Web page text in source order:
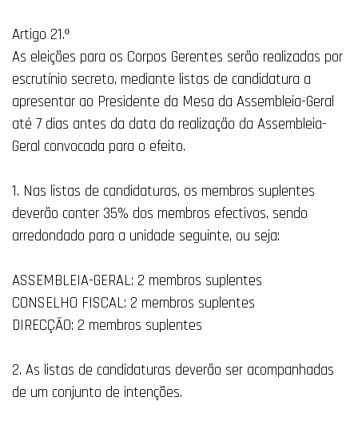
Artigo 21.º
As eleições para os Corpos Gerentes serão realizadas por
escrutínio secreto, mediante listas de candidatura a
apresentar ao Presidente da Mesa da Assembleia-Geral
até 7 dias antes da data da realização da Assembleia-
Geral convocada para o efeito.
1. Nas listas de candidaturas, os membros suplentes
deverão conter 35% dos membros efectivos, sendo
arredondado para a unidade seguinte, ou seja:
ASSEMBLEIA-GERAL: 2 membros suplentes
CONSELHO FISCAL: 2 membros suplentes
DIRECÇÃO: 2 membros suplentes
2. As listas de candidaturas deverão ser acompanhadas
de um conjunto de intenções.